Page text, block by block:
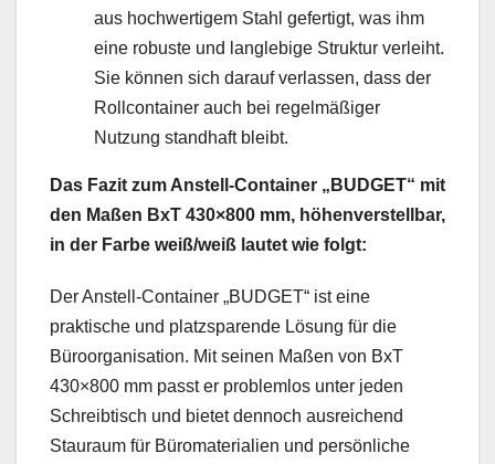
aus hochwertigem Stahl gefertigt, was ihm
eine robuste und langlebige Struktur verleiht.
Sie können sich darauf verlassen, dass der
Rollcontainer auch bei regelmäßiger
Nutzung standhaft bleibt.
Das Fazit zum Anstell-Container „BUDGET“ mit
den Maßen BxT 430×800 mm, höhenverstellbar,
in der Farbe weiß/weiß lautet wie folgt:
Der Anstell-Container „BUDGET“ ist eine
praktische und platzsparende Lösung für die
Büroorganisation. Mit seinen Maßen von BxT
430×800 mm passt er problemlos unter jeden
Schreibtisch und bietet dennoch ausreichend
Stauraum für Büromaterialien und persönliche